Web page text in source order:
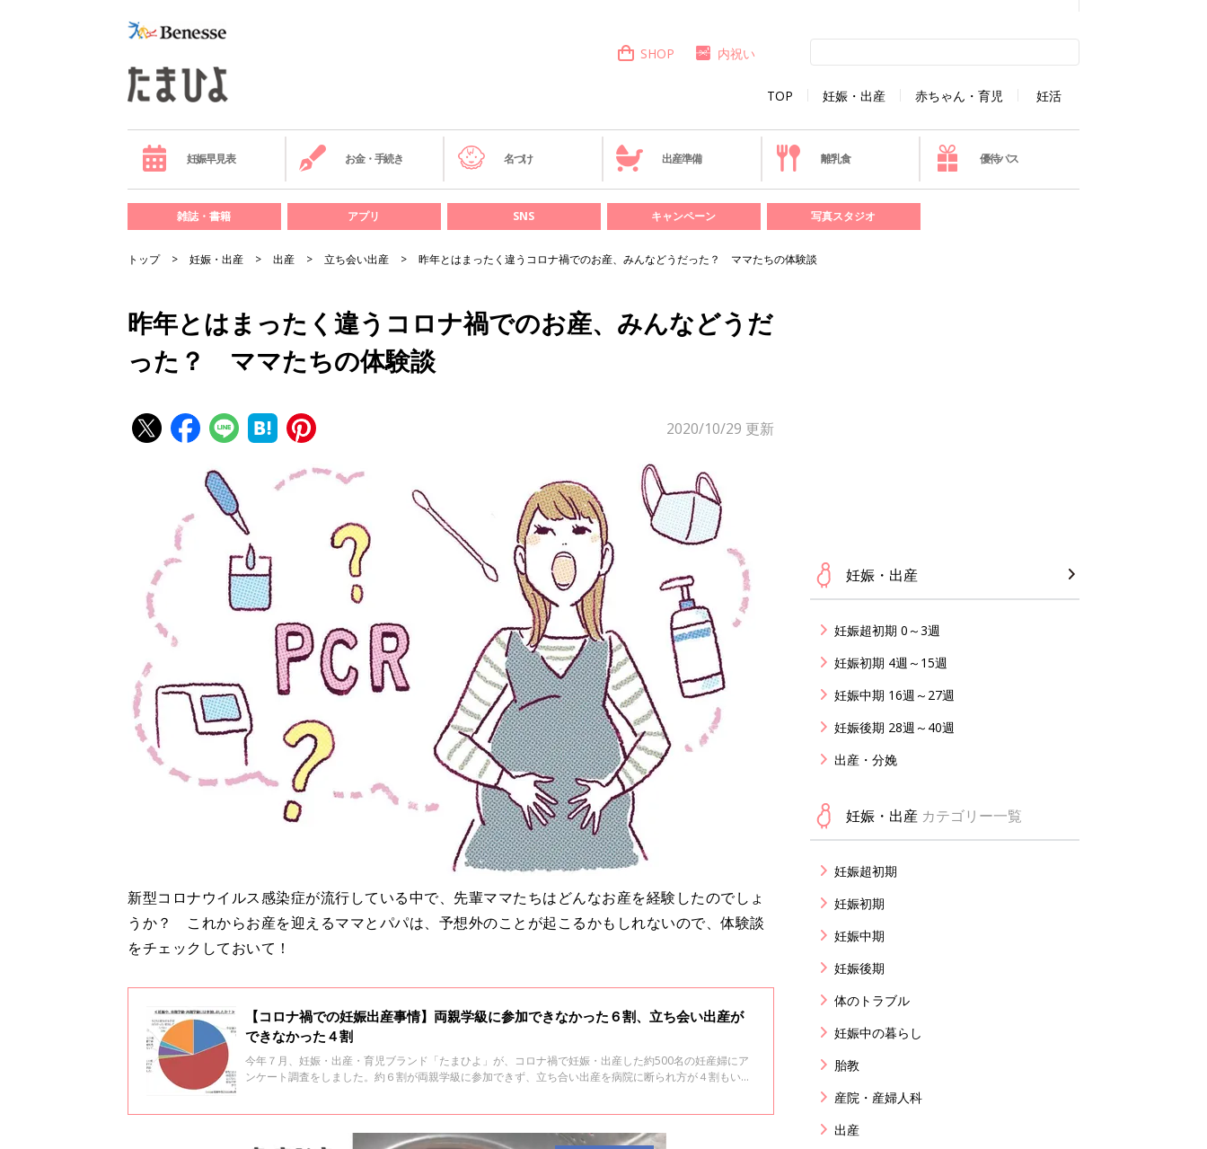
TOP 妊娠・出産 赤ちゃん・育児 妊活
SHOP 内祝い
妊娠早見表 お金・手続き 名づけ 出産準備 離乳食 優待パス
雑誌・書籍 アプリ SNS キャンペーン 写真スタジオ
トップ 妊娠・出産 出産 立ち会い出産 昨年とはまったく違うコロナ禍でのお産、みんなどうだった？ ママたちの体験談
昨年とはまったく違うコロナ禍でのお産、みんなどうだ
った？ ママたちの体験談
2020/10/29 更新
新型コロナウイルス感染症が流行している中で、先輩ママたちはどんなお産を経験したのでしょ
うか？ これからお産を迎えるママとパパは、予想外のことが起こるかもしれないので、体験談
をチェックしておいて！
【コロナ禍での妊娠出産事情】両親学級に参加できなかった６割、立ち会い出産が
できなかった４割
今年７月、妊娠・出産・育児ブランド「たまひよ」が、コロナ禍で妊娠・出産した約500名の妊産婦にア
ンケート調査をしました。約６割が両親学級に参加できず、立ち合い出産を病院に断られ方が４割もいる
妊娠・出産
妊娠超初期 0～3週
妊娠初期 4週～15週
妊娠中期 16週～27週
妊娠後期 28週～40週
出産・分娩
妊娠・出産 カテゴリー一覧
妊娠超初期
妊娠初期
妊娠中期
妊娠後期
体のトラブル
妊娠中の暮らし
胎教
産院・産婦人科
出産